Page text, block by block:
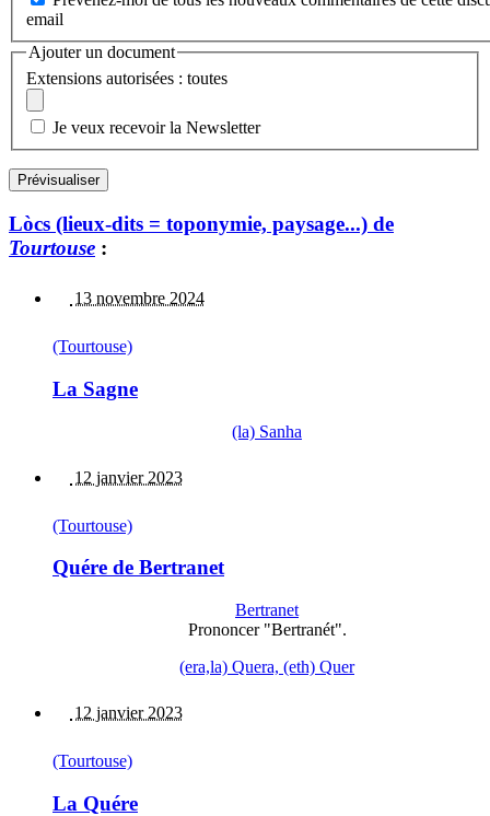
email
Ajouter un document
Extensions autorisées : toutes
Je veux recevoir la Newsletter
Lòcs (lieux-dits = toponymie, paysage...) de
Tourtouse :
13 novembre 2024
(Tourtouse)
La Sagne
(la) Sanha
12 janvier 2023
(Tourtouse)
Quére de Bertranet
Bertranet
Prononcer "Bertranét".
(era,la) Quera, (eth) Quer
12 janvier 2023
(Tourtouse)
La Quére